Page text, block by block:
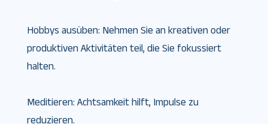
Hobbys ausüben: Nehmen Sie an kreativen oder
produktiven Aktivitäten teil, die Sie fokussiert
halten.
Meditieren: Achtsamkeit hilft, Impulse zu
reduzieren.